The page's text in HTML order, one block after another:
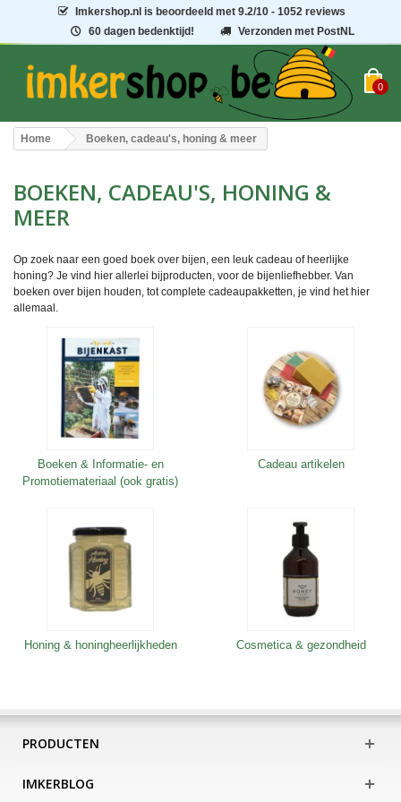
Imkershop.nl is beoordeeld met9.2/10 - 1052 reviews
60 dagen bedenktijd!
Verzonden met PostNL
0
Home Boeken, cadeau's, honing & meer
BOEKEN, CADEAU'S, HONING &
MEER
Op zoek naar een goed boek over bijen, een leuk cadeau of heerlijke
honing? Je vind hier allerlei bijproducten, voor de bijenliefhebber. Van
boeken over bijen houden, tot complete cadeaupakketten, je vind het hier
allemaal.
Boeken & Informatie- en
Promotiemateriaal (ook gratis)
Cadeau artikelen
Honing & honingheerlijkheden Cosmetica & gezondheid
PRODUCTEN
IMKERBLOG